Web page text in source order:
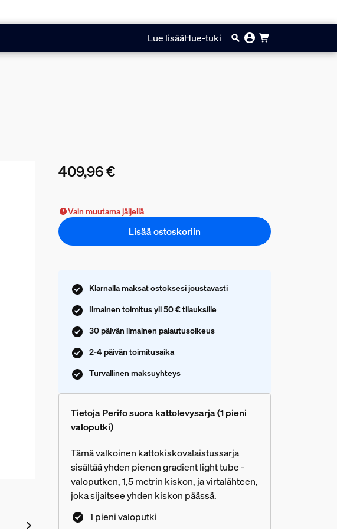
Lue lisääHue-tuki
409,96 €
Vain muutama jäljellä
Lisää ostoskoriin
Klarnalla maksat ostoksesi joustavasti
Ilmainen toimitus yli 50 € tilauksille
30 päivän ilmainen palautusoikeus
2-4 päivän toimitusaika
Turvallinen maksuyhteys
Tietoja Perifo suora kattolevysarja (1 pieni
valoputki)
Tämä valkoinen kattokiskovalaistussarja
sisältää yhden pienen gradient light tube -
valoputken, 1,5 metrin kiskon, ja virtalähteen,
joka sijaitsee yhden kiskon päässä.
1 pieni valoputki